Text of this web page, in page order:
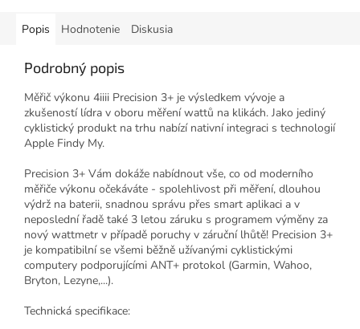
Popis Hodnotenie Diskusia
Podrobný popis
Měřič výkonu 4iiii Precision 3+ je výsledkem vývoje a
zkušeností lídra v oboru měření wattů na klikách. Jako jediný
cyklistický produkt na trhu nabízí nativní integraci s technologií
Apple Findy My.
Precision 3+ Vám dokáže nabídnout vše, co od moderního
měřiče výkonu očekáváte - spolehlivost při měření, dlouhou
výdrž na baterii, snadnou správu přes smart aplikaci a v
neposlední řadě také 3 letou záruku s programem výměny za
nový wattmetr v případě poruchy v záruční lhůtě! Precision 3+
je kompatibilní se všemi běžně užívanými cyklistickými
computery podporujícími ANT+ protokol (Garmin, Wahoo,
Bryton, Lezyne,...).
Technická specifikace: